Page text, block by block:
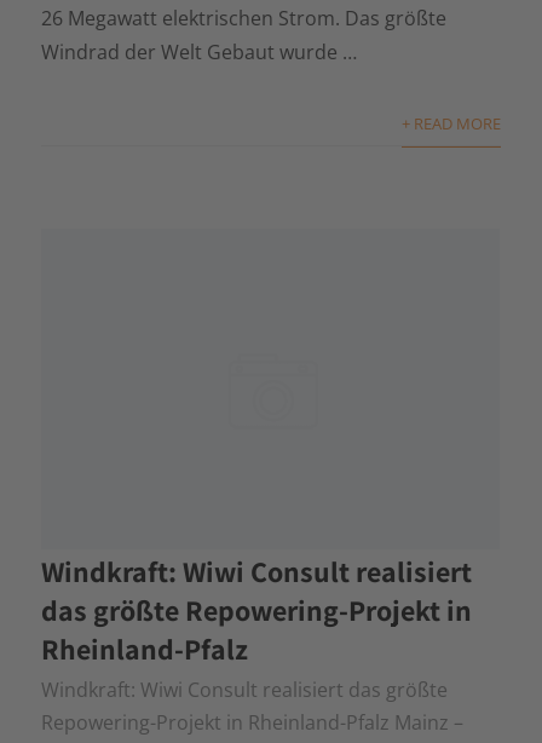
26 Megawatt elektrischen Strom. Das größte
Windrad der Welt Gebaut wurde …
+ READ MORE
Windkraft: Wiwi Consult realisiert
das größte Repowering-Projekt in
Rheinland-Pfalz
Windkraft: Wiwi Consult realisiert das größte
Repowering-Projekt in Rheinland-Pfalz Mainz –